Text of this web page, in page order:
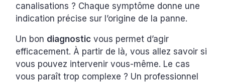
canalisations ? Chaque symptôme donne une
indication précise sur l’origine de la panne.
Un bon diagnostic vous permet d’agir
efficacement. À partir de là, vous allez savoir si
vous pouvez intervenir vous-même. Le cas
vous paraît trop complexe ? Un professionnel